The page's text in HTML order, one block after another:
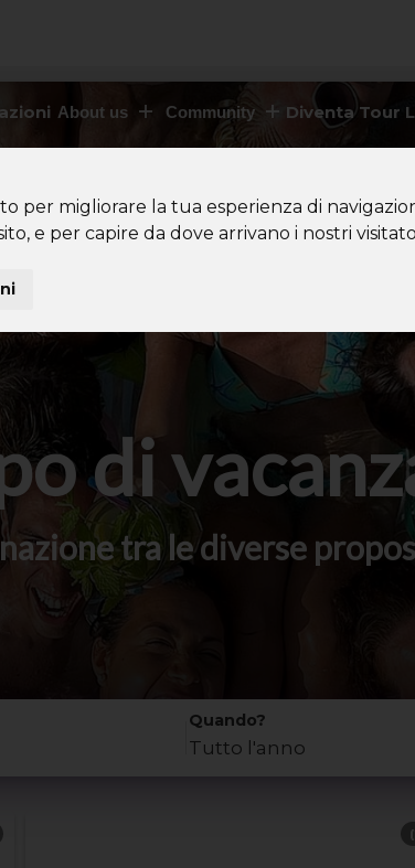
per migliorare la tua esperienza di
e per capire da dove arrivano i nostri
About us Community Diventa Tour
di
tra le diverse
Quando?
Tutto l'anno